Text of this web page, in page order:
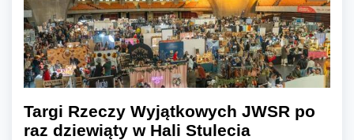
Targi Rzeczy Wyjątkowych JWSR po
raz dziewiąty w Hali Stulecia